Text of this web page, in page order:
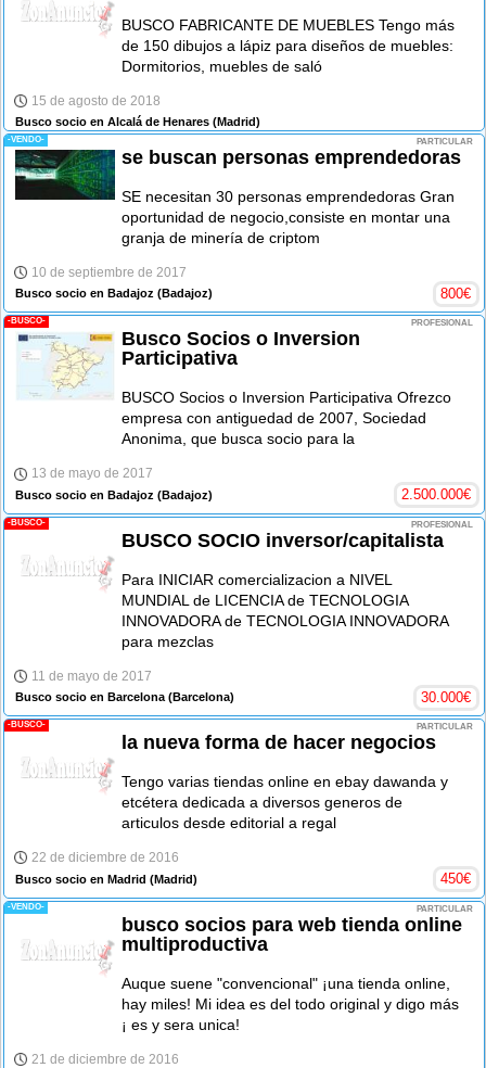
BUSCO FABRICANTE DE MUEBLES Tengo más
de 150 dibujos a lápiz para diseños de muebles:
Dormitorios, muebles de saló
15 de agosto de 2018
Busco socio en Alcalá de Henares (Madrid)
-VENDO- PARTICULAR
se buscan personas emprendedoras
SE necesitan 30 personas emprendedoras Gran
oportunidad de negocio,consiste en montar una
granja de minería de criptom
10 de septiembre de 2017
Busco socio en Badajoz (Badajoz) 800€
-BUSCO- PROFESIONAL
Busco Socios o Inversion
Participativa
BUSCO Socios o Inversion Participativa Ofrezco
empresa con antiguedad de 2007, Sociedad
Anonima, que busca socio para la
13 de mayo de 2017
Busco socio en Badajoz (Badajoz) 2.500.000€
-BUSCO- PROFESIONAL
BUSCO SOCIO inversor/capitalista
Para INICIAR comercializacion a NIVEL
MUNDIAL de LICENCIA de TECNOLOGIA
INNOVADORA de TECNOLOGIA INNOVADORA
para mezclas
11 de mayo de 2017
Busco socio en Barcelona (Barcelona) 30.000€
-BUSCO- PARTICULAR
la nueva forma de hacer negocios
Tengo varias tiendas online en ebay dawanda y
etcétera dedicada a diversos generos de
articulos desde editorial a regal
22 de diciembre de 2016
Busco socio en Madrid (Madrid) 450€
-VENDO- PARTICULAR
busco socios para web tienda online
multiproductiva
Auque suene "convencional" ¡una tienda online,
hay miles! Mi idea es del todo original y digo más
¡ es y sera unica!
21 de diciembre de 2016